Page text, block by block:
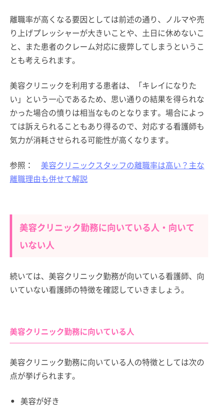
離職率が高くなる要因としては前述の通り、ノルマや売
り上げプレッシャーが大きいことや、土日に休めないこ
と、また患者のクレーム対応に疲弊してしまうというこ
とも考えられます。
美容クリニックを利用する患者は、「キレイになりた
い」という一心であるため、思い通りの結果を得られな
かった場合の憤りは相当なものとなります。場合によっ
ては訴えられることもあり得るので、対応する看護師も
気力が消耗させられる可能性が高くなります。
参照： 美容クリニックスタッフの離職率は高い？主な
離職理由も併せて解説
美容クリニック勤務に向いている人・向いて
いない人
続いては、美容クリニック勤務が向いている看護師、向
いていない看護師の特徴を確認していきましょう。
美容クリニック勤務に向いている人
美容クリニック勤務に向いている人の特徴としては次の
点が挙げられます。
美容が好き